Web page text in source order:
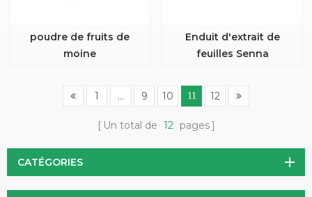
poudre de fruits de
moine
Enduit d'extrait de
feuilles Senna
1 ... 9 10 11 12
Un total de 12 pages
CATÉGORIES